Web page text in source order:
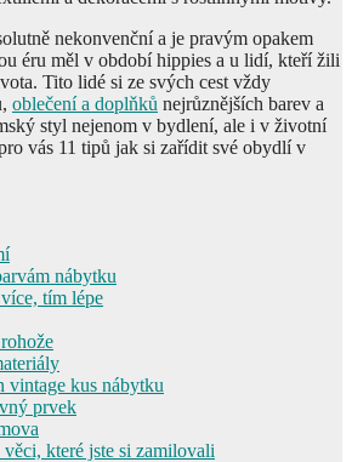
nekonvenční a je pravým opakem
éru měl v období hippies a u lidí, kteří žili
Tito lidé si ze svých cest vždy
oblečení a doplňků nejrůznějších barev a
styl nejenom v bydlení, ale i v životní
vás 11 tipů jak si zařídit své obydlí v
nábytku
tím lépe
vintage kus nábytku
prvek
které jste si zamilovali